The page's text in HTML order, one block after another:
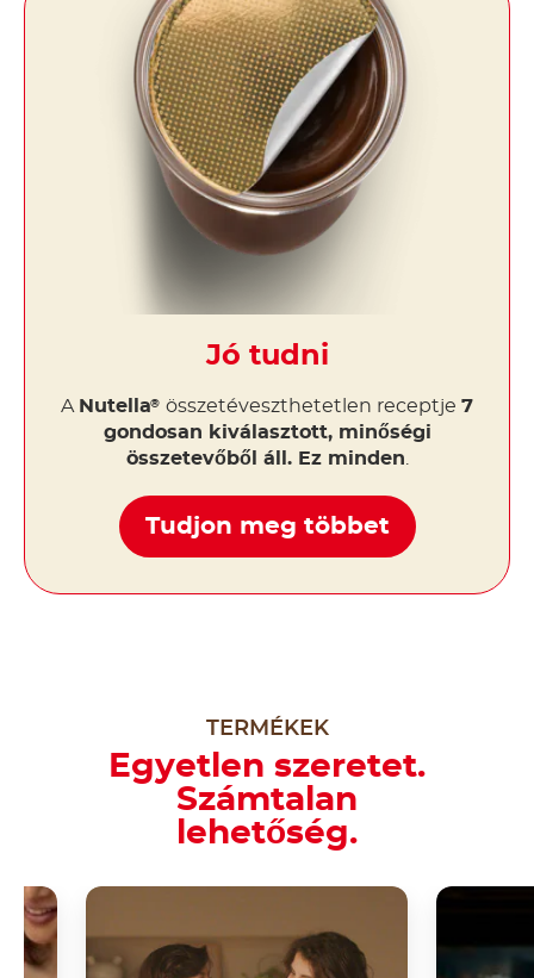
Jó tudni
A Nutella® összetéveszthetetlen receptje 7
gondosan kiválasztott, minőségi
összetevőből áll. Ez minden.
Tudjon meg többet
TERMÉKEK
Egyetlen szeretet.
Számtalan
lehetőség.